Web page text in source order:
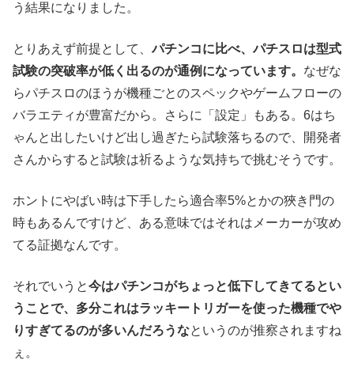
う結果になりました。
とりあえず前提として、パチンコに比べ、パチスロは型式
試験の突破率が低く出るのが通例になっています。 なぜな
らパチスロのほうが機種ごとのスペックやゲームフローの
バラエティが豊富だから。さらに「設定」もある。6はち
ゃんと出したいけど出し過ぎたら試験落ちるので、開発者
さんからすると試験は祈るような気持ちで挑むそうです。
ホントにやばい時は下手したら適合率5%とかの狹き門の
時もあるんですけど、ある意味ではそれはメーカーが攻め
てる証拠なんです。
それでいうと今はパチンコがちょっと低下してきてるとい
うことで、多分これはラッキートリガーを使った機種でや
りすぎてるのが多いんだろうなというのが推察されますね
ぇ。